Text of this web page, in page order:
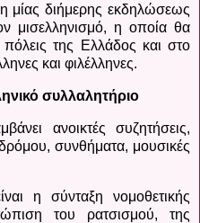
μίας διήμερης εκδηλώσεως
μισελληνισμό, η οποία θα
πόλεις της Ελλάδος και στο
και φιλέλληνες.
συλλαλητήριο
ανοικτές συζητήσεις,
συνθήματα, μουσικές
η σύνταξη νομοθετικής
του ρατσισμού, της